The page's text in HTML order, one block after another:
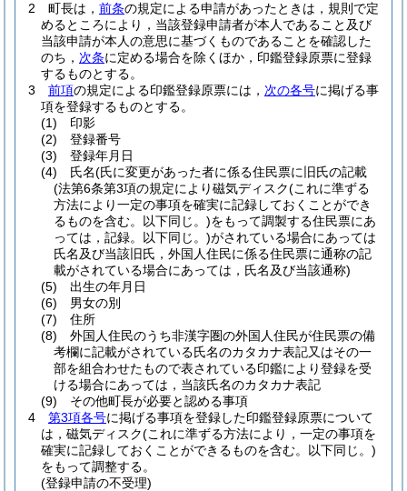
2
町長は， 前条の規定による申請があったときは，規則で定
めるところにより，当該登録申請者が本人であること及び
当該申請が本人の意思に基づくものであることを確認した
のち， 次条に定める場合を除くほか，印鑑登録原票に登録
するものとする。
3
前項の規定による印鑑登録原票には， 次の各号に掲げる事
項を登録するものとする。
(1)
印影
(2)
登録番号
(3)
登録年月日
(4)
氏名(氏に変更があった者に係る住民票に旧氏の記載
(法第6条第3項の規定により磁気ディスク(これに準ずる
方法により一定の事項を確実に記録しておくことができ
るものを含む。以下同じ。)をもって調製する住民票にあ
っては，記録。以下同じ。)がされている場合にあっては
氏名及び当該旧氏，外国人住民に係る住民票に通称の記
載がされている場合にあっては，氏名及び当該通称)
(5)
出生の年月日
(6)
男女の別
(7)
住所
(8)
外国人住民のうち非漢字圏の外国人住民が住民票の備
考欄に記載がされている氏名のカタカナ表記又はその一
部を組合わせたもので表されている印鑑により登録を受
ける場合にあっては，当該氏名のカタカナ表記
(9)
その他町長が必要と認める事項
4
第3項各号に掲げる事項を登録した印鑑登録原票について
は，磁気ディスク(これに準ずる方法により，一定の事項を
確実に記録しておくことができるものを含む。以下同じ。)
をもって調整する。
(登録申請の不受理)